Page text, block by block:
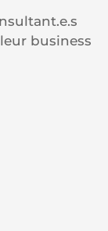
business